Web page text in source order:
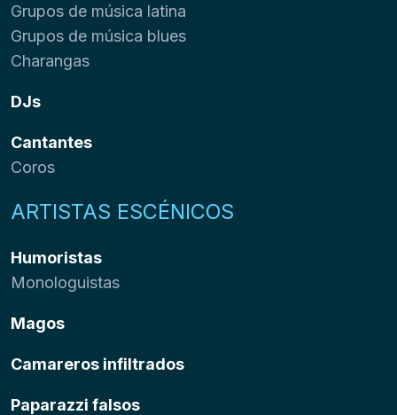
Grupos de música latina
Grupos de música blues
Charangas
DJs
Cantantes
Coros
ARTISTAS ESCÉNICOS
Humoristas
Monologuistas
Magos
Camareros infiltrados
Paparazzi falsos